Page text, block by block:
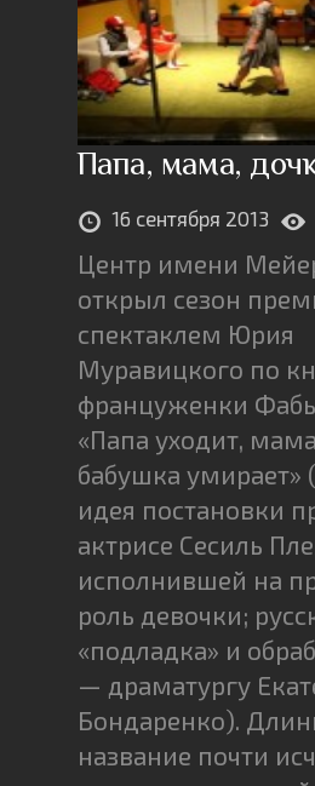
Папа, мама,
16 сентября 2013
Центр имени
открыл сезон
спектаклем Юрия
Муравицкого по
француженки
«Папа уходит,
бабушка умирает»
идея постановки
актрисе Сесиль
исполнившей на
роль девочки;
«подладка» и
— драматургу
Бондаренко).
название почти